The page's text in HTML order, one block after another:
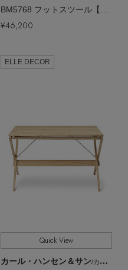
¥46,200
ELLE DECOR
Quick View
カール・ハンセン＆サン/カール・ハンセン＆サン